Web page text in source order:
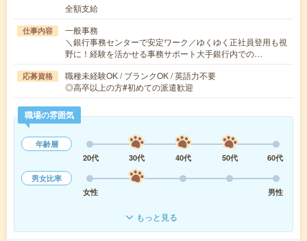
全額支給
仕事内容
一般事務
＼銀行事務センターで安定ワーク／ゆくゆく正社員登用も視
野に！経験を活かせる事務サポート大手銀行内での…
応募資格
職種未経験OK / ブランクOK / 英語力不要
◎高卒以上の方#初めての派遣歓迎
職場の雰囲気
年齢層
20代
30代 40代 50代
60代
男女比率
女性
男性
もっと見る